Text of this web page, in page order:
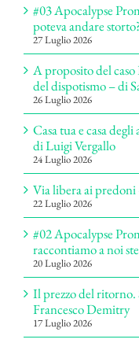
#03 Apocalypse
poteva andare
27 Luglio 2026
A proposito del
del dispotismo – di
26 Luglio 2026
Casa tua e casa
di Luigi Vergallo
24 Luglio 2026
Via libera ai
22 Luglio 2026
#02 Apocalypse
raccontiamo a noi
20 Luglio 2026
Il prezzo del ritorno.
Francesco Demitry
17 Luglio 2026